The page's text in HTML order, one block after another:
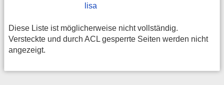
lisa
Diese Liste ist möglicherweise nicht vollständig.
Versteckte und durch ACL gesperrte Seiten werden nicht
angezeigt.